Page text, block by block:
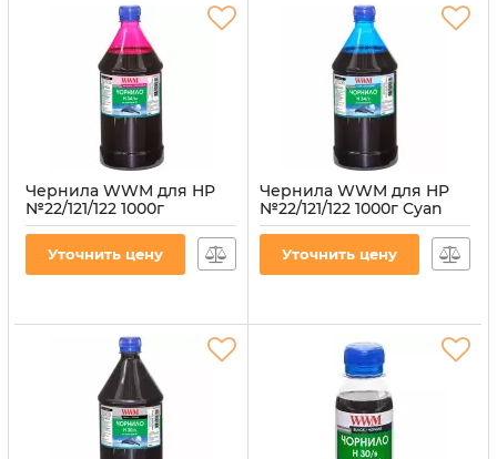
Чернила WWM для HP
№22/121/122 1000г
Magenta
(H34/M-4)
Уточнить цену
Чернила WWM для HP
№22/121/122 1000г Cyan
водорастворимые
H34/C-4
Уточнить цену